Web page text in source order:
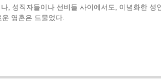
, 성직자들이나 선비들 사이에서도, 이념화한 성
영혼은 드물었다.